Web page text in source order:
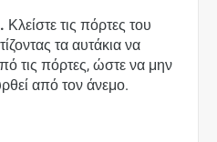
Κλείστε τις πόρτες του
τα αυτάκια να
τις πόρτες, ώστε να μην
από τον άνεμο.